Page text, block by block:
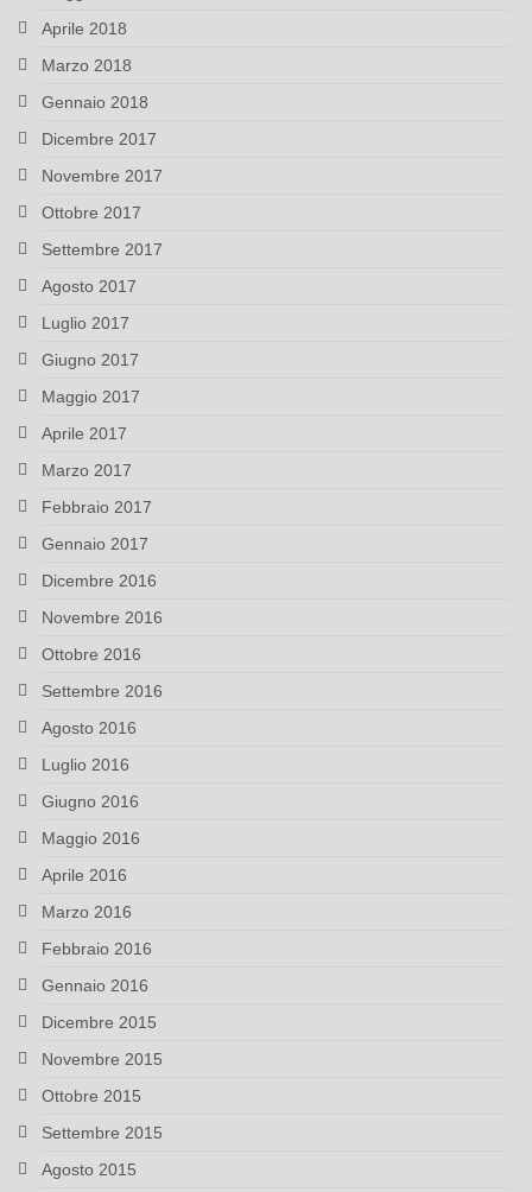
Aprile 2018
Marzo 2018
Gennaio 2018
Dicembre 2017
Novembre 2017
Ottobre 2017
Settembre 2017
Agosto 2017
Luglio 2017
Giugno 2017
Maggio 2017
Aprile 2017
Marzo 2017
Febbraio 2017
Gennaio 2017
Dicembre 2016
Novembre 2016
Ottobre 2016
Settembre 2016
Agosto 2016
Luglio 2016
Giugno 2016
Maggio 2016
Aprile 2016
Marzo 2016
Febbraio 2016
Gennaio 2016
Dicembre 2015
Novembre 2015
Ottobre 2015
Settembre 2015
Agosto 2015